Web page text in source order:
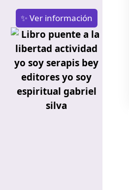
✨ Ver información